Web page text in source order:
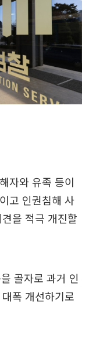
자와 유족 등이
고 인권침해 사
을 적극 개진할
골자로 과거 인
폭 개선하기로